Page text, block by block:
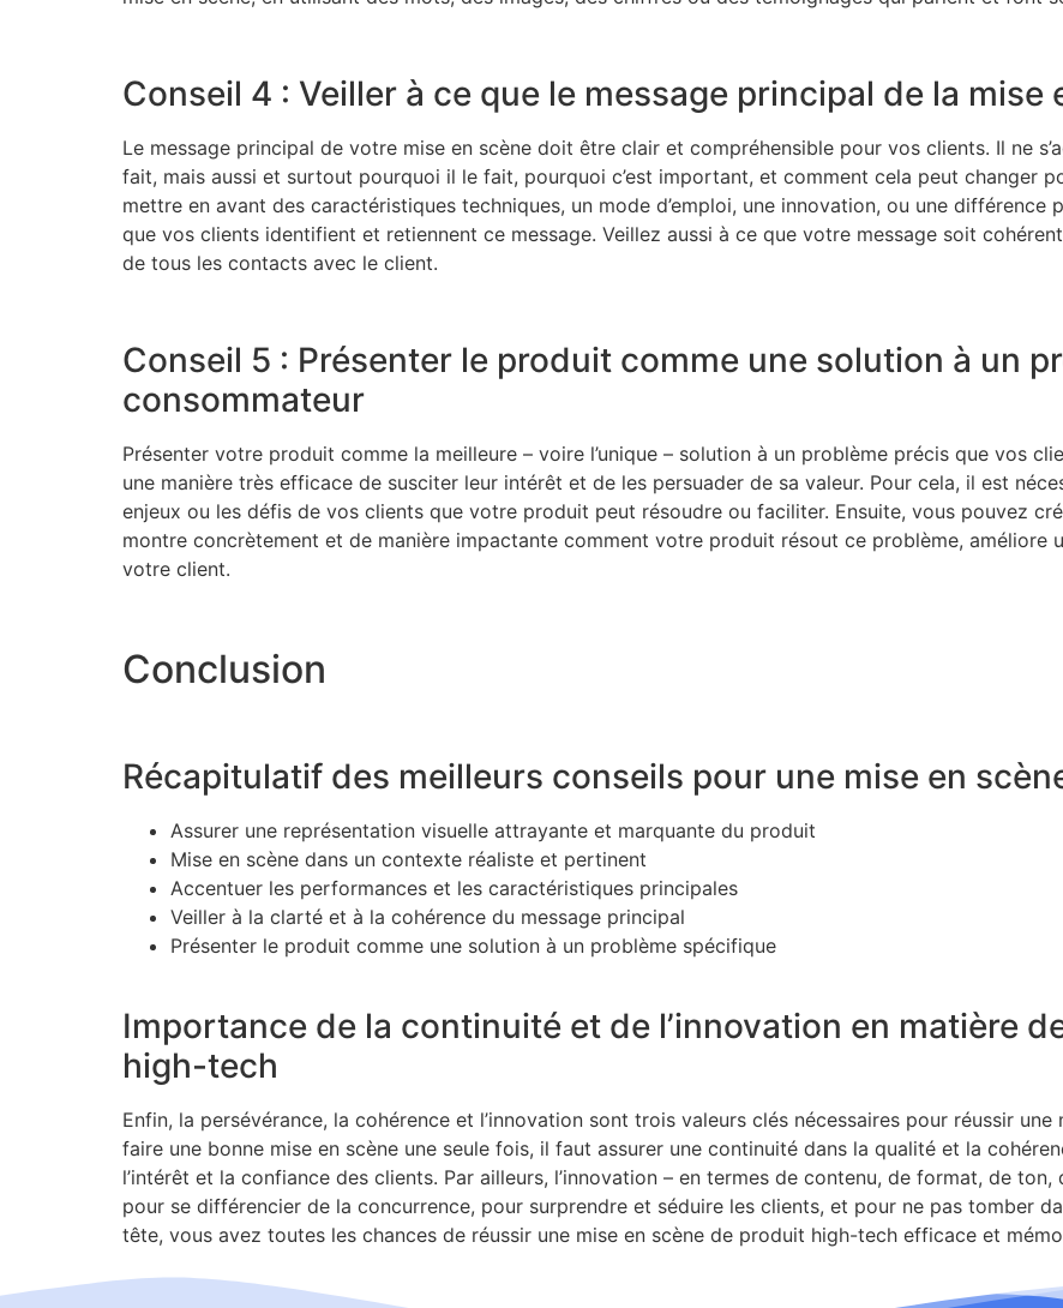
Conseil 4 : Veiller à ce que le message principal de la mise
Le message principal de votre mise en scène doit être clair et compréhensible pour vos clients. Il ne
fait, mais aussi et surtout pourquoi il le fait, pourquoi c’est important, et comment cela peut changer
mettre en avant des caractéristiques techniques, un mode d’emploi, une innovation, ou une
que vos clients identifient et retiennent ce message. Veillez aussi à ce que votre message soit
de tous les contacts avec le client.
Conseil 5 : Présenter le produit comme une solution à un
consommateur
Présenter votre produit comme la meilleure – voire l’unique – solution à un problème précis que vos
une manière très efficace de susciter leur intérêt et de les persuader de sa valeur. Pour cela, il est
enjeux ou les défis de vos clients que votre produit peut résoudre ou faciliter. Ensuite, vous pouvez
montre concrètement et de manière impactante comment votre produit résout ce problème, améliore
votre client.
Conclusion
Récapitulatif des meilleurs conseils pour une mise en
Assurer une représentation visuelle attrayante et marquante du produit
Mise en scène dans un contexte réaliste et pertinent
Accentuer les performances et les caractéristiques principales
Veiller à la clarté et à la cohérence du message principal
Présenter le produit comme une solution à un problème spécifique
Importance de la continuité et de l’innovation en matière
high-tech
Enfin, la persévérance, la cohérence et l’innovation sont trois valeurs clés nécessaires pour réussir
faire une bonne mise en scène une seule fois, il faut assurer une continuité dans la qualité et la
l’intérêt et la confiance des clients. Par ailleurs, l’innovation – en termes de contenu, de format, de
pour se différencier de la concurrence, pour surprendre et séduire les clients, et pour ne pas tomber
tête, vous avez toutes les chances de réussir une mise en scène de produit high-tech efficace et